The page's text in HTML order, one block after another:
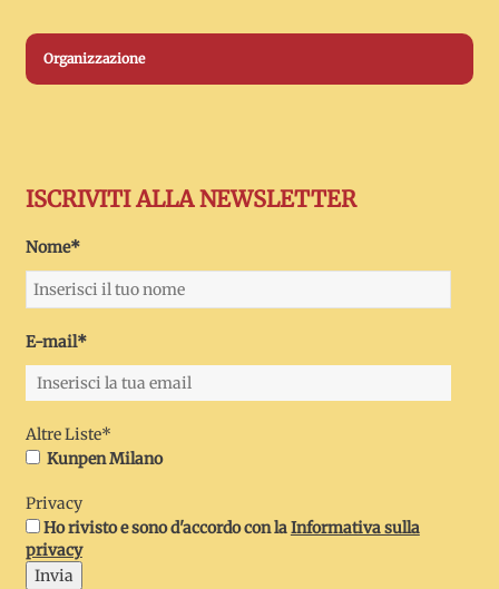
Organizzazione
ISCRIVITI ALLA NEWSLETTER
Nome*
E-mail*
Altre Liste*
Kunpen Milano
Privacy
Ho rivisto e sono d'accordo con laInformativa sulla
privacy
Invia